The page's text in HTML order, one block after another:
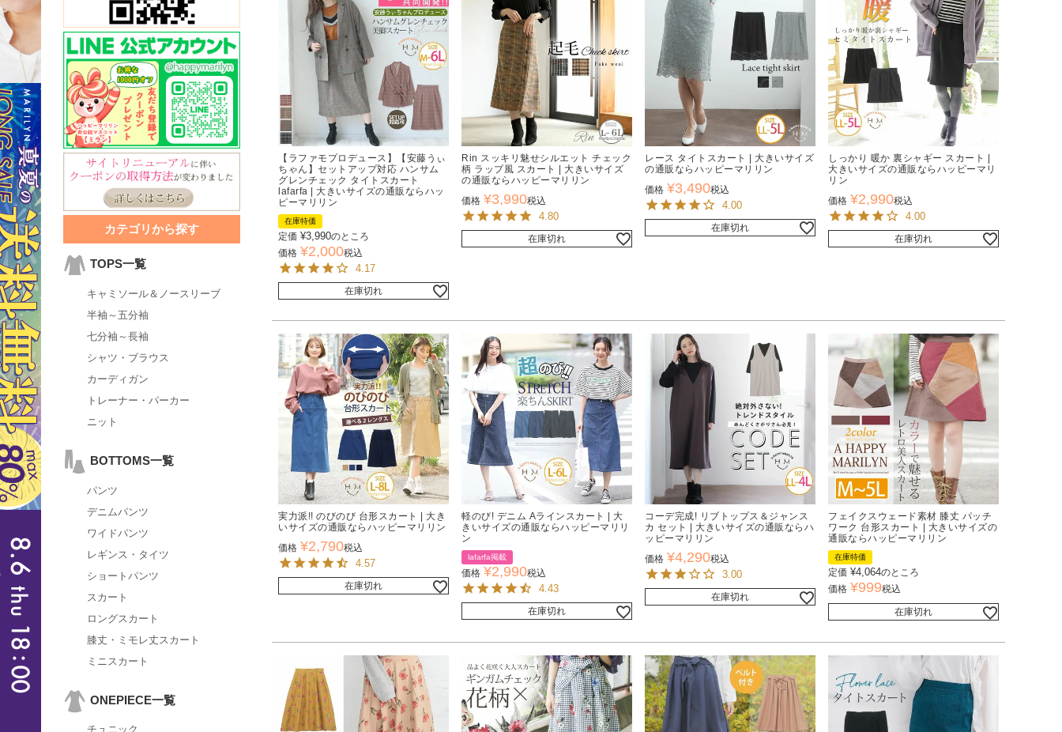
カテゴリから探す
TOPS一覧
キャミソール＆ノースリーブ
半袖～五分袖
七分袖～長袖
シャツ・ブラウス
カーディガン
トレーナー・パーカー
ニット
BOTTOMS一覧
パンツ
デニムパンツ
ワイドパンツ
レギンス・タイツ
ショートパンツ
スカート
ロングスカート
膝丈・ミモレ丈スカート
ミニスカート
ONEPIECE一覧
チュニック
【ラファモプロデュース】【安藤うぃ
ちゃん】セットアップ対応 ハンサム
グレンチェック タイトスカート
lafarfa | 大きいサイズの通販ならハッ
ピーマリリン
在庫特価
定価 ¥3,990のところ
価格 ¥2,000税込
4.17
在庫切れ
Rin スッキリ魅せシルエット チェック
柄 ラップ風 スカート | 大きいサイズ
の通販ならハッピーマリリン
価格 ¥3,990税込
4.80
在庫切れ
レース タイトスカート | 大きいサイズ
の通販ならハッピーマリリン
価格 ¥3,490税込
4.00
在庫切れ
しっかり 暖か 裏シャギー スカート |
大きいサイズの通販ならハッピーマリ
リン
価格 ¥2,990税込
4.00
在庫切れ
実力派!! のびのび 台形スカート | 大き
いサイズの通販ならハッピーマリリン
価格 ¥2,790税込
4.57
在庫切れ
軽のび! デニム Aラインスカート | 大
きいサイズの通販ならハッピーマリリ
ン
lafarfa掲載
価格 ¥2,990税込
4.43
在庫切れ
コーデ完成! リブトップス＆ジャンス
カ セット | 大きいサイズの通販ならハ
ッピーマリリン
価格 ¥4,290税込
3.00
在庫切れ
フェイクスウェード素材 膝丈 パッチ
ワーク 台形スカート | 大きいサイズの
通販ならハッピーマリリン
在庫特価
定価 ¥4,064のところ
価格 ¥999税込
在庫切れ